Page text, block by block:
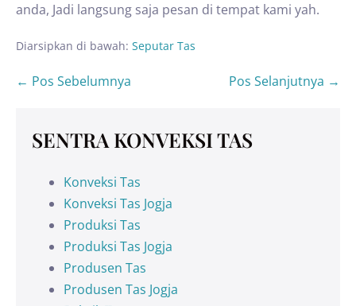
anda, Jadi langsung saja pesan di tempat kami yah.
Diarsipkan di bawah: Seputar Tas
← Pos Sebelumnya Pos Selanjutnya →
SENTRA KONVEKSI TAS
Konveksi Tas
Konveksi Tas Jogja
Produksi Tas
Produksi Tas Jogja
Produsen Tas
Produsen Tas Jogja